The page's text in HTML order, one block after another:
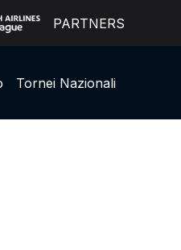
PARTNERS
Tornei Nazionali